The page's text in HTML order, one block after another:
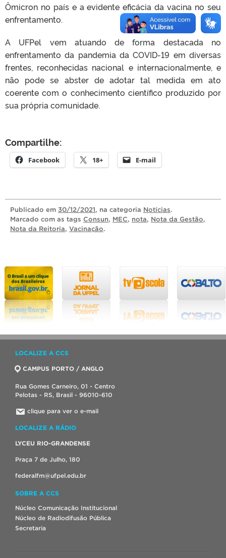
Ômicron no país e a evidente eficácia da vacina no seu
enfrentamento.
A UFPel vem atuando de forma destacada no
enfrentamento da pandemia da COVID-19 em diversas
frentes, reconhecidas nacional e internacionalmente, e
não pode se abster de adotar tal medida em ato
coerente com o conhecimento científico produzido por
sua própria comunidade.
Compartilhe:
Facebook 18+ E-mail
Publicado em 30/12/2021, na categoria Notícias.
Marcado com as tags Consun, MEC, nota, Nota da Gestão,
Nota da Reitoria, Vacinação.
LOCALIZE A CCS
CAMPUS PORTO / ANGLO
Rua Gomes Carneiro, 01 - Centro
Pelotas - RS, Brasil - 96010-610
clique para ver o e-mail
LOCALIZE A RÁDIO
LYCEU RIO-GRANDENSE
Praça 7 de Julho, 180
federalfm@ufpel.edu.br
SOBRE A CCS
Núcleo Comunicação Institucional
Núcleo de Radiodifusão Pública
Secretaria